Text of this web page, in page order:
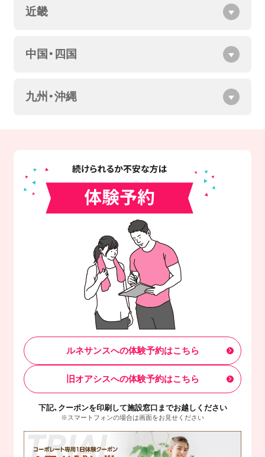
近畿
中国・四国
九州・沖縄
ルネサンスへの体験予約はこちら
旧オアシスへの体験予約はこちら
下記、クーポンを印刷して施設窓口までお越しください
※スマートフォンの場合は画面をお見せください